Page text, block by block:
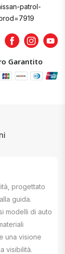
patrol-
FacebookInstagram
Garantito
progettato
guida.
modelli di auto
una visione
visibilità.